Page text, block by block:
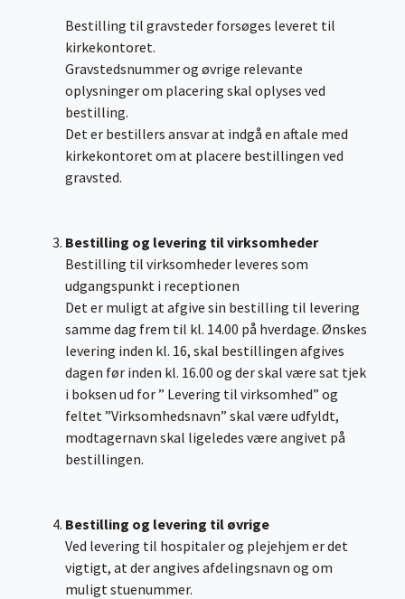
Bestilling til gravsteder forsøges leveret til
kirkekontoret.
Gravstedsnummer og øvrige relevante
oplysninger om placering skal oplyses ved
bestilling.
Det er bestillers ansvar at indgå en aftale med
kirkekontoret om at placere bestillingen ved
gravsted.
Bestilling og levering til virksomheder
Bestilling til virksomheder leveres som
udgangspunkt i receptionen
Det er muligt at afgive sin bestilling til levering
samme dag frem til kl. 14.00 på hverdage. Ønskes
levering inden kl. 16, skal bestillingen afgives
dagen før inden kl. 16.00 og der skal være sat tjek
i boksen ud for ” Levering til virksomhed” og
feltet ”Virksomhedsnavn” skal være udfyldt,
modtagernavn skal ligeledes være angivet på
bestillingen.
Bestilling og levering til øvrige
Ved levering til hospitaler og plejehjem er det
vigtigt, at der angives afdelingsnavn og om
muligt stuenummer.